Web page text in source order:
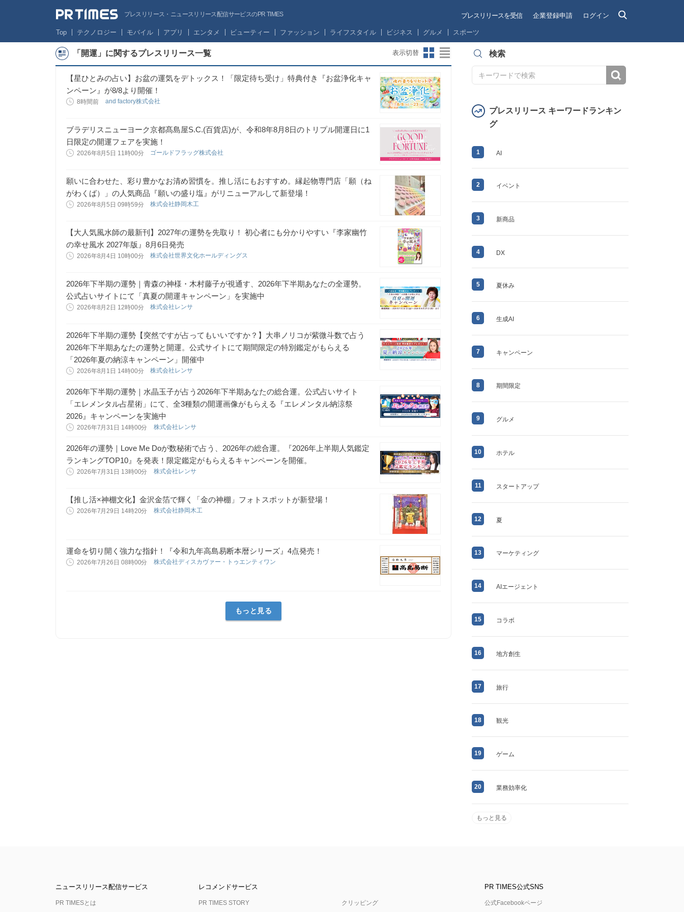
プレスリリース・ニュースリリース配信サービスのPR TIMES プレスリリースを受信 企業登録申請 ログイン
Top テクノロジー モバイル アプリ エンタメ ビューティー ファッション ライフスタイル ビジネス グルメ スポーツ
「開運」に関するプレスリリース一覧 表示切替
【星ひとみの占い】お盆の運気をデトックス！「限定待ち受け」特典付き『お盆浄化キャ
ンペーン』が8/8より開催！
8時間前 and factory株式会社
ブラデリスニューヨーク京都髙島屋S.C.(百貨店)が、令和8年8月8日のトリプル開運日に1
日限定の開運フェアを実施！
2026年8月5日 11時00分 ゴールドフラッグ株式会社
願いに合わせた、彩り豊かなお清め習慣を。推し活にもおすすめ。縁起物専門店「願（ね
がわくば）」の人気商品『願いの盛り塩』がリニューアルして新登場！
2026年8月5日 09時59分 株式会社静岡木工
【大人気風水師の最新刊】2027年の運勢を先取り！ 初心者にも分かりやすい『李家幽竹
の幸せ風水 2027年版』8月6日発売
2026年8月4日 10時00分 株式会社世界文化ホールディングス
2026年下半期の運勢｜青森の神様・木村藤子が視通す、2026年下半期あなたの全運勢。
公式占いサイトにて「真夏の開運キャンペーン」を実施中
2026年8月2日 12時00分 株式会社レンサ
2026年下半期の運勢【突然ですが占ってもいいですか？】大串ノリコが紫微斗数で占う
2026年下半期あなたの運勢と開運。公式サイトにて期間限定の特別鑑定がもらえる
「2026年夏の納涼キャンペーン」開催中
2026年8月1日 14時00分 株式会社レンサ
2026年下半期の運勢｜水晶玉子が占う2026年下半期あなたの総合運。公式占いサイト
「エレメンタル占星術」にて、全3種類の開運画像がもらえる『エレメンタル納涼祭
2026』キャンペーンを実施中
2026年7月31日 14時00分 株式会社レンサ
2026年の運勢｜Love Me Doが数秘術で占う、2026年の総合運。『2026年上半期人気鑑定
ランキングTOP10』を発表！限定鑑定がもらえるキャンペーンを開催。
2026年7月31日 13時00分 株式会社レンサ
【推し活×神棚文化】金沢金箔で輝く「金の神棚」フォトスポットが新登場！
2026年7月29日 14時20分 株式会社静岡木工
運命を切り開く強力な指針！『令和九年高島易断本暦シリーズ』4点発売！
2026年7月26日 08時00分 株式会社ディスカヴァー・トゥエンティワン
もっと見る
検索
プレスリリース キーワードランキン
グ
1 AI
2 イベント
3 新商品
4 DX
5 夏休み
6 生成AI
7 キャンペーン
8 期間限定
9 グルメ
10 ホテル
11 スタートアップ
12 夏
13 マーケティング
14 AIエージェント
15 コラボ
16 地方創生
17 旅行
18 観光
19 ゲーム
20 業務効率化
もっと見る
ニュースリリース配信サービス
PR TIMESとは
レコメンドサービス
PR TIMES STORY クリッピング
PR TIMES公式SNS
公式Facebookページ